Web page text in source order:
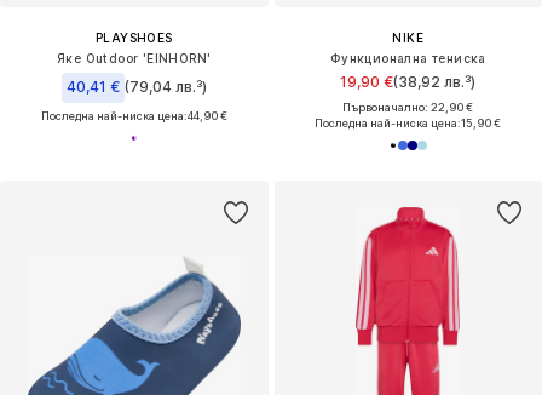
PLAYSHOES
Яке Outdoor 'EINHORN'
40,41 € (79,04 лв.³)
Последна най-ниска цена:44,90 €
NIKE
Функционална тениска
19,90 €(38,92 лв.³)
Първоначално: 22,90 €
Последна най-ниска цена:15,90 €